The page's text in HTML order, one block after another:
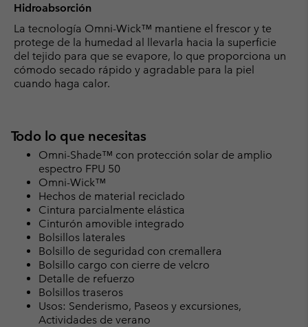
Hidroabsorción
La tecnología Omni-Wick™ mantiene el frescor y te
protege de la humedad al llevarla hacia la superficie
del tejido para que se evapore, lo que proporciona un
cómodo secado rápido y agradable para la piel
cuando haga calor.
Todo lo que necesitas
Omni-Shade™ con protección solar de amplio
espectro FPU 50
Omni-Wick™
Hechos de material reciclado
Cintura parcialmente elástica
Cinturón amovible integrado
Bolsillos laterales
Bolsillo de seguridad con cremallera
Bolsillo cargo con cierre de velcro
Detalle de refuerzo
Bolsillos traseros
Usos: Senderismo, Paseos y excursiones,
Actividades de verano